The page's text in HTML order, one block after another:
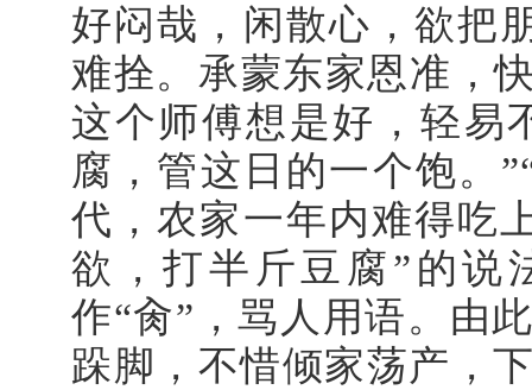
好闷哉，闲散心，欲把
难拴。承蒙东家恩准，
这个师傅想是好，轻易
腐，管这日的一个饱。
代，农家一年内难得吃
欲，打半斤豆腐”的说
作“肏”，骂人用语。由
跺脚，不惜倾家荡产，